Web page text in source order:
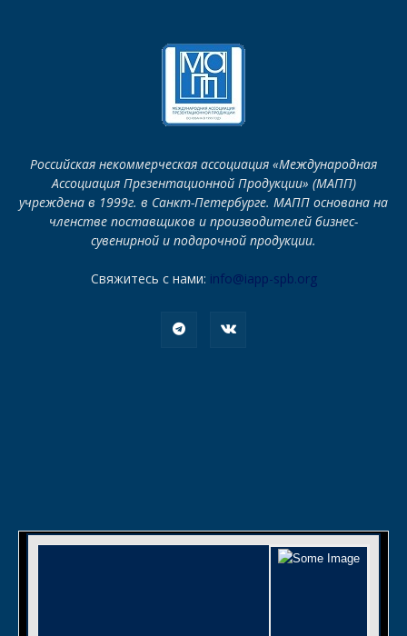
Российская некоммерческая ассоциация «Международная
Ассоциация Презентационной Продукции» (МАПП)
учреждена в 1999г. в Санкт-Петербурге. МАПП основана на
членстве поставщиков и производителей бизнес-
сувенирной и подарочной продукции.
Свяжитесь с нами: info@iapp-spb.org